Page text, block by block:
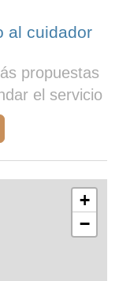
al cuidador
propuestas
el servicio
+
−
Leaflet| Map
OpenStreetMap
©